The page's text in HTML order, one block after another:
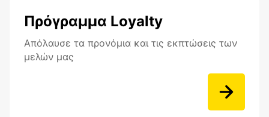
Πρόγραμμα Loyalty
Aπόλαυσε τα προνόμια και τις εκπτώσεις των
μελών μας